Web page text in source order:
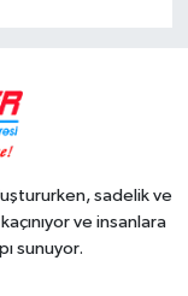
sadelik ve
ve insanlara
sunuyor.